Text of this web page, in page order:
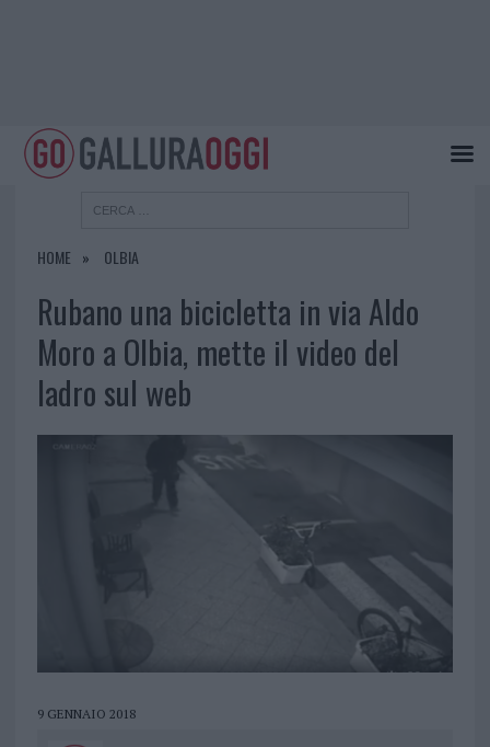
HOME OLBIA
Rubano una bicicletta in via Aldo
Moro a Olbia, mette il video del
ladro sul web
9 GENNAIO 2018